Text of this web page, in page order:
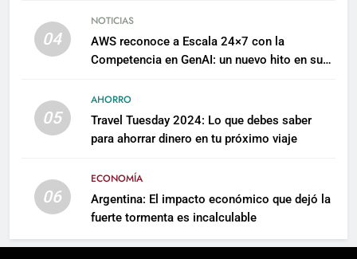
04
NOTICIAS
AWS reconoce a Escala 24×7 con la
Competencia en GenAI: un nuevo hito en su
05
AHORRO
Travel Tuesday 2024: Lo que debes saber
para ahorrar dinero en tu próximo viaje
06
ECONOMÍA
Argentina: El impacto económico que dejó la
fuerte tormenta es incalculable